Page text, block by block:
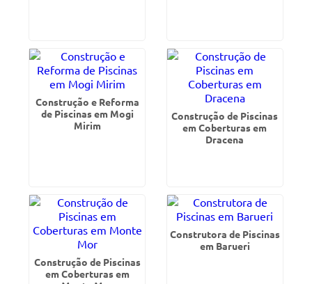
Construção e Reforma
de Piscinas em Mogi
Mirim
Construção de Piscinas
em Coberturas em
Dracena
Construção de Piscinas
em Coberturas em
Construtora de Piscinas
em Barueri